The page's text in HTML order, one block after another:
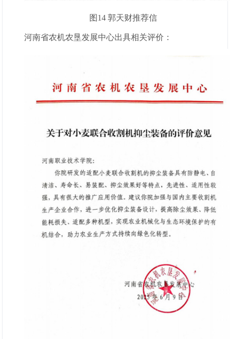
图14 郭天财推荐信
河南省农机农垦发展中心出具相关评价：